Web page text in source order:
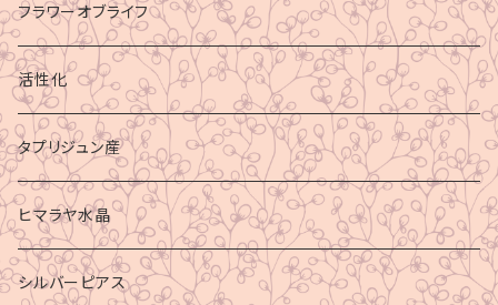
フラワーオブライフ
活性化
タプリジュン産
ヒマラヤ水晶
シルバーピアス